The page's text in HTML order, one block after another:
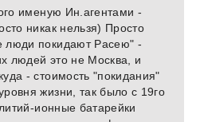
именую Ин.агентами -
никак нельзя) Просто
люди покидают Расею" -
людей это не Москва, и
- стоимость "покидания"
жизни, так было с 19го
ионные батарейки